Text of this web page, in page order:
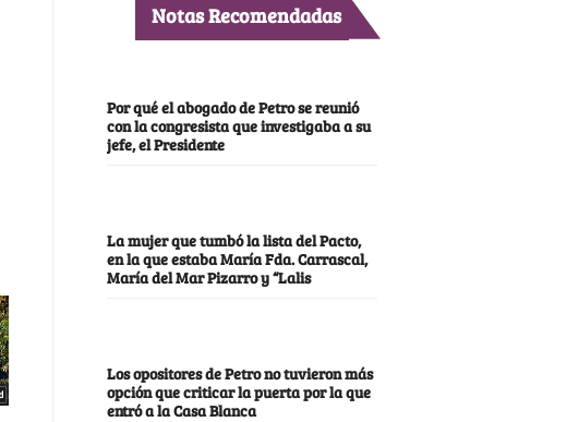
Notas Recomendadas
Por qué el abogado de Petro se reunió
con la congresista que investigaba a su
jefe, el Presidente
La mujer que tumbó la lista del Pacto,
en la que estaba María Fda. Carrascal,
María del Mar Pizarro y “Lalis
Los opositores de Petro no tuvieron más
opción que criticar la puerta por la que
entró a la Casa Blanca